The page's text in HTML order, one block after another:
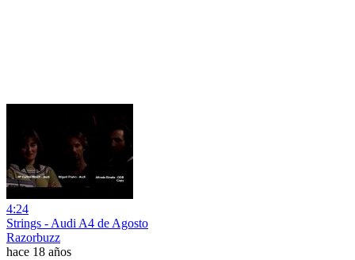
4:24
Strings - Audi A4 de Agosto
Razorbuzz
hace 18 años